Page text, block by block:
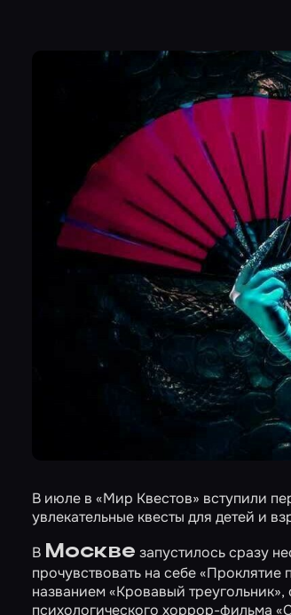
В июле в «Мир Квестов» вступили
увлекательные квесты для детей и
В Москве запустилось сразу
прочувствовать на себе«Проклятие
названием «Кровавый треугольник»,
психологического хоррор-фильма